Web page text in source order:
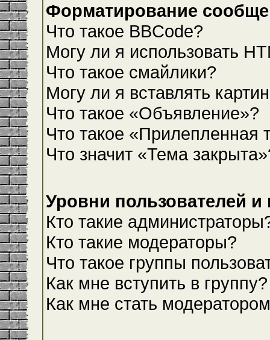
Форматирование
Что такое BBCode?
Могу ли я использовать
Что такое смайлики?
Могу ли я вставлять
Что такое «Объявление»?
Что такое «Прилепленная
Что значит «Тема
Уровни пользователей и
Кто такие
Кто такие модераторы?
Что такое группы
Как мне вступить в группу?
Как мне стать